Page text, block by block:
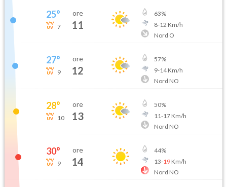
25°
7
ore
11
63%
8-12 Km/h
Nord O
27°
9
ore
12
57%
9-14Km/h
Nord NO
28°
10
ore
13
50%
11-17Km/h
Nord NO
30°
9
ore
14
44%
13-19Km/h
Nord NO